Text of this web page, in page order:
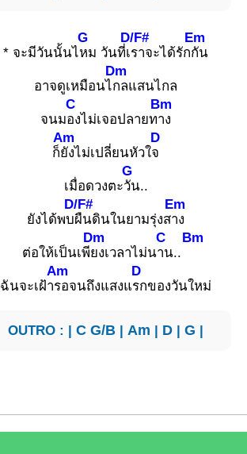
* จะมีวันนั้นไ
G
หม วันที่เ
D/F#
ราจะได้รัก
Em
กัน
อาจดูเหมือนไ
Dm
กลแสนไกล
จนม
C
องไม่เจอปลายท
Bm
าง
ก็
Am
ยังไม่เปลี่ยนหัวใ
D
จ
เมื่อดวงตะ
G
วัน..
ยังได้พบ
D/F#
ผืนดินในยามรุ่งส
Em
าง
ต่อให้เป็นเพี
Dm
ยงเวลาไม่น
C
าน..
Bm
ฉันจะเฝ้า
Am
รอจนถึงแสงแ
D
รกของวันใหม่
OUTRO : |C G/B |Am | D |G |